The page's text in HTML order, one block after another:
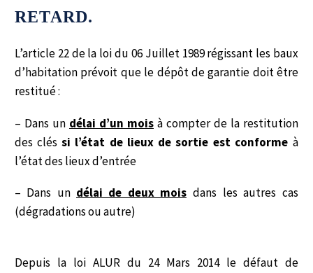
RETARD.
L’article 22 de la loi du 06 Juillet 1989 régissant les baux
d’habitation prévoit que le dépôt de garantie doit être
restitué :
– Dans un délai d’un mois à compter de la restitution
des clés si l’état de lieux de sortie est conforme à
l’état des lieux d’entrée
– Dans un délai de deux mois dans les autres cas
(dégradations ou autre)
Depuis la loi ALUR du 24 Mars 2014 le défaut de